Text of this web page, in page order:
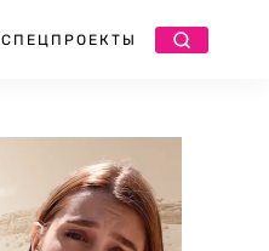
СПЕЦПРОЕКТЫ